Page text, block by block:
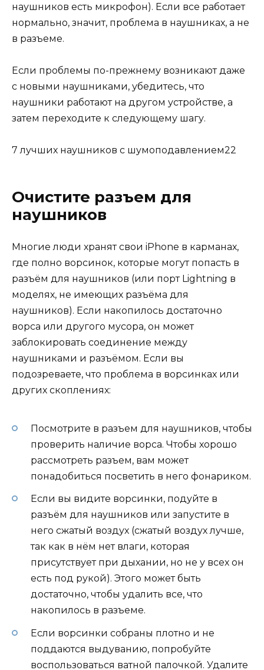
наушников есть микрофон). Если все работает
нормально, значит, проблема в наушниках, а не
в разъеме.
Если проблемы по-прежнему возникают даже
с новыми наушниками, убедитесь, что
наушники работают на другом устройстве, а
затем переходите к следующему шагу.
7 лучших наушников с шумоподавлением22
Очистите разъем для
наушников
Многие люди хранят свои iPhone в карманах,
где полно ворсинок, которые могут попасть в
разъём для наушников (или порт Lightning в
моделях, не имеющих разъёма для
наушников). Если накопилось достаточно
ворса или другого мусора, он может
заблокировать соединение между
наушниками и разъёмом. Если вы
подозреваете, что проблема в ворсинках или
других скоплениях:
Посмотрите в разъем для наушников, чтобы
проверить наличие ворса. Чтобы хорошо
рассмотреть разъем, вам может
понадобиться посветить в него фонариком.
Если вы видите ворсинки, подуйте в
разъём для наушников или запустите в
него сжатый воздух (сжатый воздух лучше,
так как в нём нет влаги, которая
присутствует при дыхании, но не у всех он
есть под рукой). Этого может быть
достаточно, чтобы удалить все, что
накопилось в разъеме.
Если ворсинки собраны плотно и не
поддаются выдуванию, попробуйте
воспользоваться ватной палочкой. Удалите